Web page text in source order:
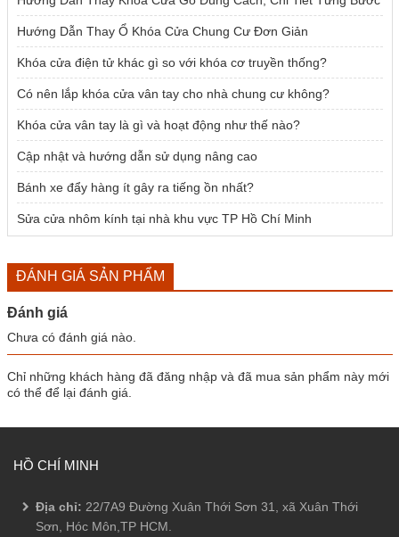
Hướng Dẫn Thay Ổ Khóa Cửa Chung Cư Đơn Giản
Khóa cửa điện tử khác gì so với khóa cơ truyền thống?
Có nên lắp khóa cửa vân tay cho nhà chung cư không?
Khóa cửa vân tay là gì và hoạt động như thế nào?
Cập nhật và hướng dẫn sử dụng nâng cao
Bánh xe đẩy hàng ít gây ra tiếng ồn nhất?
Sửa cửa nhôm kính tại nhà khu vực TP Hồ Chí Minh
ĐÁNH GIÁ SẢN PHẨM
Đánh giá
Chưa có đánh giá nào.
Chỉ những khách hàng đã đăng nhập và đã mua sản phẩm này mới
có thể để lại đánh giá.
HỒ CHÍ MINH
Địa chỉ: 22/7A9 Đường Xuân Thới Sơn 31, xã Xuân Thới
Sơn, Hóc Môn,TP HCM.